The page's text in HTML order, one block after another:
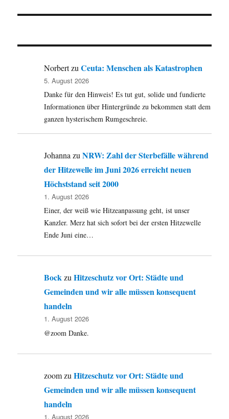
NorbertzuCeuta: Menschen als Katastrophen
5. August 2026
Danke für den Hinweis! Es tut gut, solide und fundierte
Informationen über Hintergründe zu bekommen statt dem
ganzen hysterischem Rumgeschreie.
JohannazuNRW: Zahl der Sterbefälle während
der Hitzewelle im Juni 2026 erreicht neuen
Höchststand seit 2000
1. August 2026
Einer, der weiß wie Hitzeanpassung geht, ist unser
Kanzler. Merz hat sich sofort bei der ersten Hitzewelle
Ende Juni eine…
BockzuHitzeschutz vor Ort: Städte und
Gemeinden und wir alle müssen konsequent
handeln
1. August 2026
@zoom Danke.
zoomzuHitzeschutz vor Ort: Städte und
Gemeinden und wir alle müssen konsequent
handeln
1. August 2026